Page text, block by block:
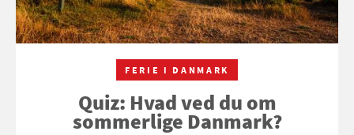
FERIE I DANMARK
Quiz: Hvad ved du om
sommerlige Danmark?